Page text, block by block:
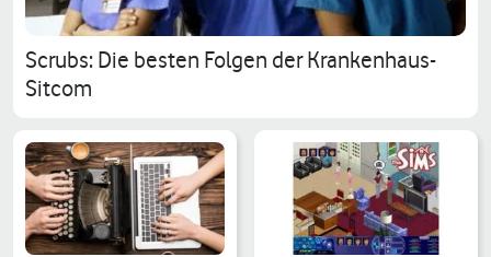
Scrubs: Die besten Folgen der Krankenhaus-
Sitcom